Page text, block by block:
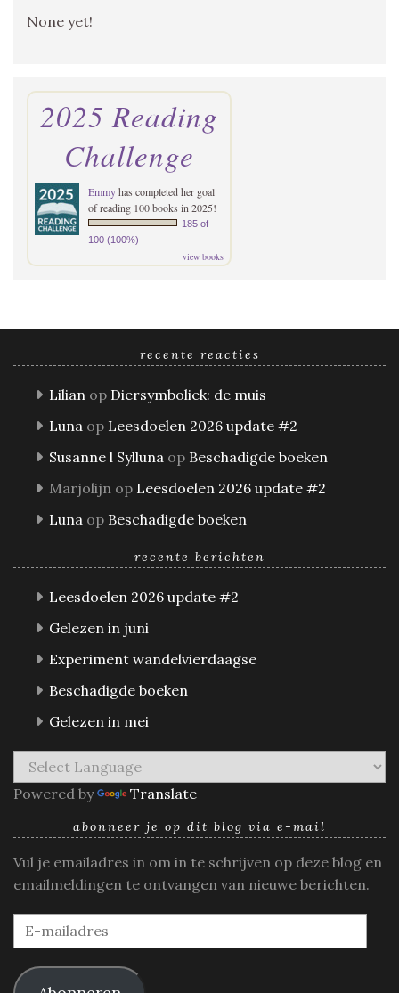
None yet!
2025 Reading
Challenge
Emmyhas completed her goal
of reading 100 books in 2025!
185 of
100 (100%)
view books
recente reacties
Lilian op Diersymboliek: de muis
Luna op Leesdoelen 2026 update #2
Susanne l Sylluna op Beschadigde boeken
Marjolijn op Leesdoelen 2026 update #2
Luna op Beschadigde boeken
recente berichten
Leesdoelen 2026 update #2
Gelezen in juni
Experiment wandelvierdaagse
Beschadigde boeken
Gelezen in mei
Powered by Translate
abonneer je op dit blog via e-mail
Vul je emailadres in om in te schrijven op deze blog en
emailmeldingen te ontvangen van nieuwe berichten.
E-
mailadres